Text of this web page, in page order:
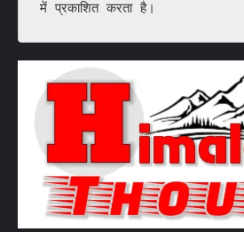
में प्रकाशित करता है।